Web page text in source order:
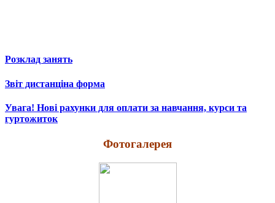
Розклад занять
Звіт дистанціна форма
Увага! Нові рахунки для оплати за навчання, курси та
гуртожиток
Фотогалерея